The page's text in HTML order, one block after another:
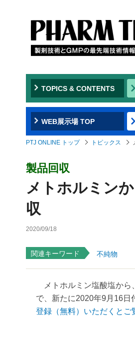
TOPICS & CONTENTS
WEB展示場 TOP
PTJ ONLINE トップ トピックス
製品回収
メトホルミン
収
2020/09/18
関連キーワード 不純物
メトホルミン塩酸塩から
で、新たに2020年9月16
登録（無料）いただくとご